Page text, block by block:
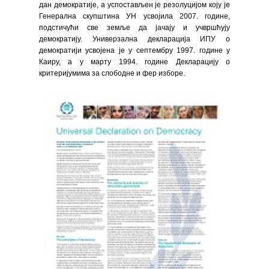
дан демократије, а успостављен је резолуцијом коју је
Генерална скупштина УН усвојила 2007. године,
подстичући све земље да јачају и учвршћују
демократију. Универзална декларација ИПУ о
демократији усвојена је у септембру 1997. године у
Каиру, а у марту 1994. године Декларацију о
критеријумима за слободне и фер изборе.